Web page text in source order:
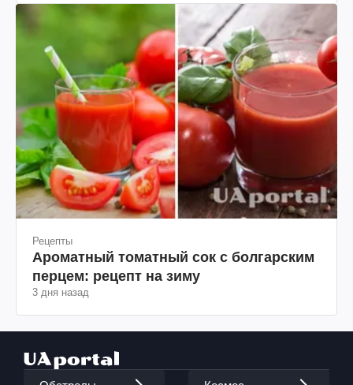
Рецепты
Ароматный томатный сок с болгарским
перцем: рецепт на зиму
3 дня назад